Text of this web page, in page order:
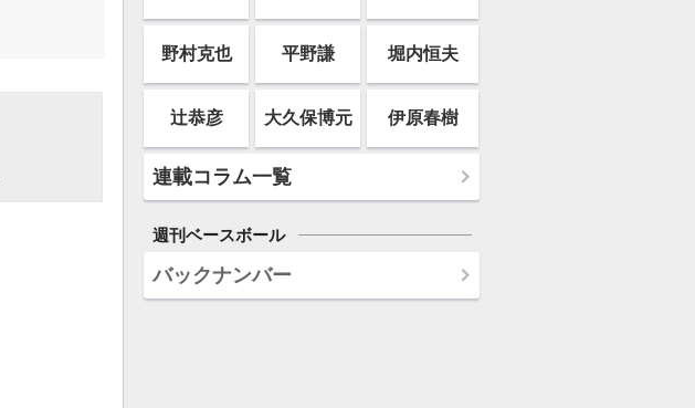
野村克也 平野謙 堀内恒夫
辻恭彦 大久保博元 伊原春樹
連載コラム一覧
週刊ベースボール
バックナンバー